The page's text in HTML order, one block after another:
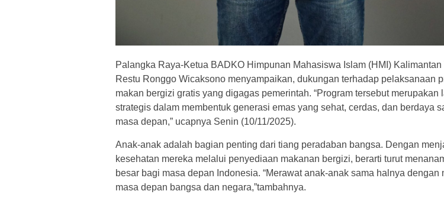
Palangka Raya-Ketua BADKO Himpunan Mahasiswa Islam (HMI) Kalimantan
Restu Ronggo Wicaksono menyampaikan, dukungan terhadap pelaksanaan
makan bergizi gratis yang digagas pemerintah. “Program tersebut merupakan
strategis dalam membentuk generasi emas yang sehat, cerdas, dan berdaya
masa depan,” ucapnya Senin (10/11/2025).
Anak-anak adalah bagian penting dari tiang peradaban bangsa. Dengan
kesehatan mereka melalui penyediaan makanan bergizi, berarti turut
besar bagi masa depan Indonesia. “Merawat anak-anak sama halnya dengan
masa depan bangsa dan negara,”tambahnya.